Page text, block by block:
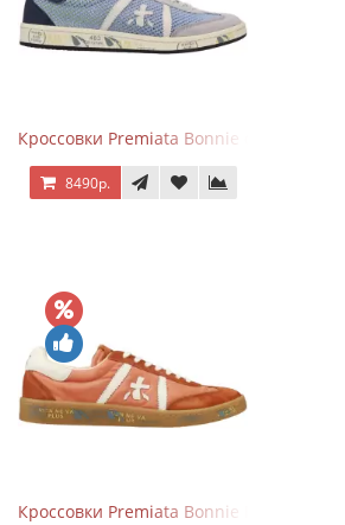
Кроссовки Premiata Bonnie серо-голубые
8490р.
Кроссовки Premiata Bonnie Brick Orange